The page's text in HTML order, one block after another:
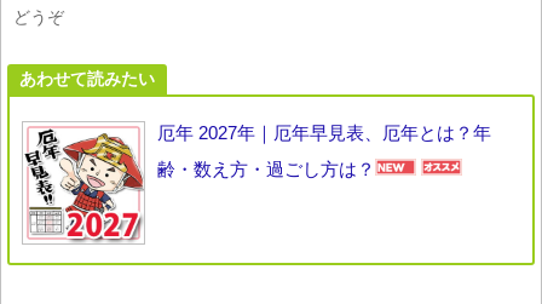
どうぞ
あわせて読みたい
厄年 2027年｜厄年早見表、厄年とは？年
齢・数え方・過ごし方は？